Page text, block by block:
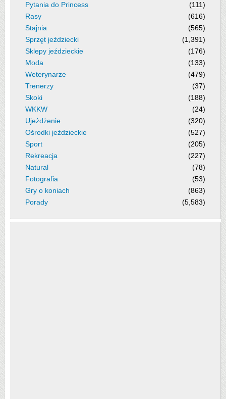
Pytania do Princess
(111)
Rasy
(616)
Stajnia
(565)
Sprzęt jeździecki
(1,391)
Sklepy jeździeckie
(176)
Moda
(133)
Weterynarze
(479)
Trenerzy
(37)
Skoki
(188)
WKKW
(24)
Ujeżdżenie
(320)
Ośrodki jeździeckie
(527)
Sport
(205)
Rekreacja
(227)
Natural
(78)
Fotografia
(53)
Gry o koniach
(863)
Porady
(5,583)